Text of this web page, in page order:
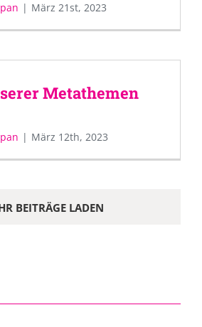
| März 21st, 2023
Metathemen
| März 12th, 2023
BEITRÄGE LADEN